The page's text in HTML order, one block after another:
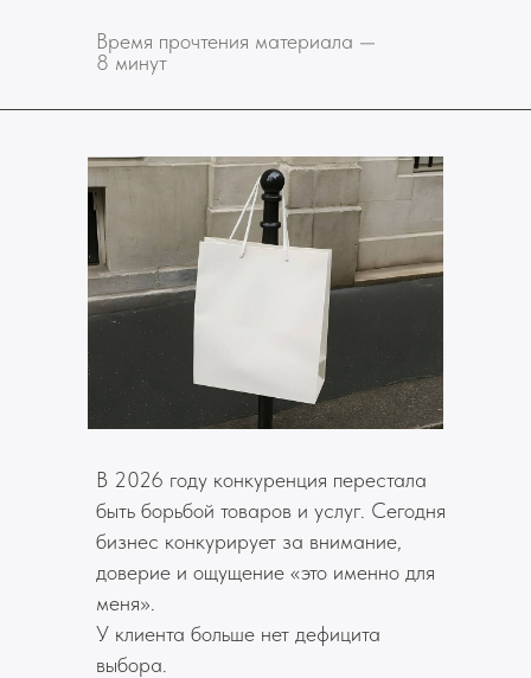
В 2026 году конкуренция перестала
быть борьбой товаров и услуг. Сегодня
бизнес конкурирует за внимание,
доверие и ощущение «это именно для
меня».
У клиента больше нет дефицита
выбора.
Время прочтения материала —
8 минут